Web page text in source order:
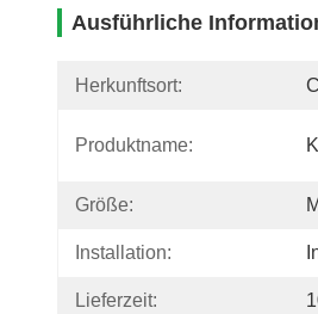
Ausführliche
Herkunftsort:
Produktname:
Größe:
Installation:
Lieferzeit: